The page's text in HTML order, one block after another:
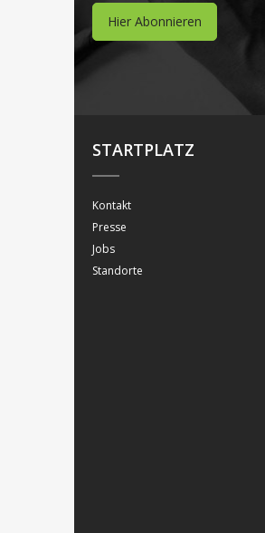
Hier Abonnieren
STARTPLATZ
Kontakt
Presse
Jobs
Standorte